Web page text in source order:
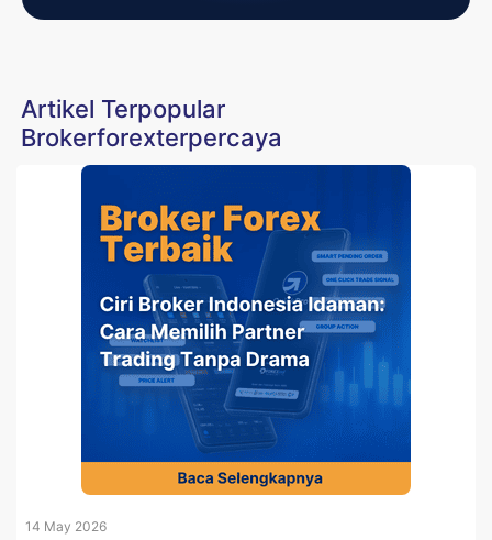
Artikel Terpopular
Brokerforexterpercaya
14 May 2026